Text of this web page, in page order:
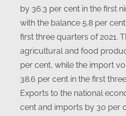
by 36.3 per cent in the first
with the balance 5.8 per
first three quarters of 2021.
agricultural and food
per cent, while the import
38.6 per cent in the first
Exports to the national
cent and imports by 30 per